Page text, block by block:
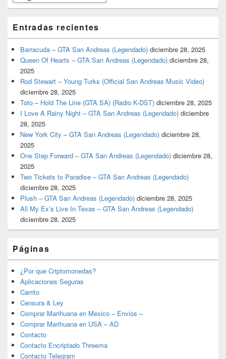
Entradas recientes
Barracuda – GTA San Andreas (Legendado) diciembre 28, 2025
Queen Of Hearts – GTA San Andreas (Legendado) diciembre 28,
2025
Rod Stewart – Young Turks (Official San Andreas Music Video)
diciembre 28, 2025
Toto – Hold The Line (GTA SA) (Radio K-DST) diciembre 28, 2025
I Love A Rainy Night – GTA San Andreas (Legendado) diciembre
28, 2025
New York City – GTA San Andreas (Legendado) diciembre 28,
2025
One Step Forward – GTA San Andreas (Legendado) diciembre 28,
2025
Two Tickets to Paradise – GTA San Andreas (Legendado)
diciembre 28, 2025
Plush – GTA San Andreas (Legendado) diciembre 28, 2025
All My Ex’s Live In Texas – GTA San Andreas (Legendado)
diciembre 28, 2025
Páginas
¿Por que Criptomonedas?
Aplicaciones Seguras
Carrito
Censura & Ley
Comprar Marihuana en Mexico – Envios –
Comprar Marihuana en USA – AD
Contacto
Contacto Encriptado Threema
Contacto Telegram